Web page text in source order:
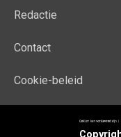
Redactie
Contact
Cookie-beleid